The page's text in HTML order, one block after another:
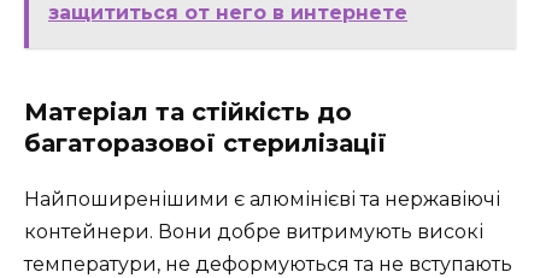
защититься от него в интернете
Матеріал та стійкість до
багаторазової стерилізації
Найпоширенішими є алюмінієві та нержавіючі
контейнери. Вони добре витримують високі
температури, не деформуються та не вступають